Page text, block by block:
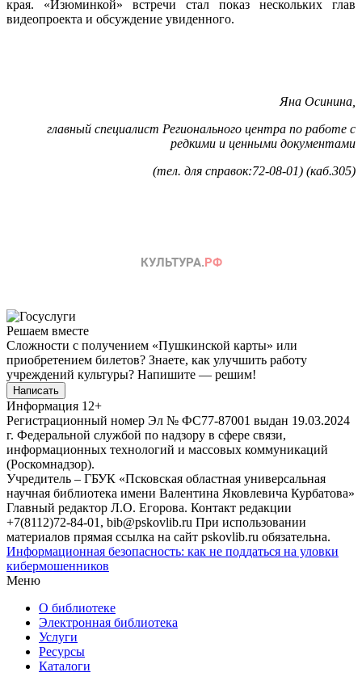
края. «Изюминкой» встречи стал показ нескольких глав
видеопроекта и обсуждение увиденного.
Яна Осинина,
главный специалист Регионального центра по работе с
редкими и ценными документами
(тел. для справок:72-08-01) (каб.305)
Решаем вместе
Сложности с получением «Пушкинской карты» или
приобретением билетов? Знаете, как улучшить работу
учреждений культуры? Напишите — решим!
Написать
Информация 12+
Регистрационный номер Эл № ФС77-87001 выдан 19.03.2024
г. Федеральной службой по надзору в сфере связи,
информационных технологий и массовых коммуникаций
(Роскомнадзор).
Учредитель – ГБУК «Псковская областная универсальная
научная библиотека имени Валентина Яковлевича Курбатова»
Главный редактор Л.О. Егорова. Контакт редакции
+7(8112)72-84-01, bib@pskovlib.ru При использовании
материалов прямая ссылка на сайт pskovlib.ru обязательна.
Информационная безопасность: как не поддаться на уловки
кибермошенников
Меню
О библиотеке
Электронная библиотека
Услуги
Ресурсы
Каталоги